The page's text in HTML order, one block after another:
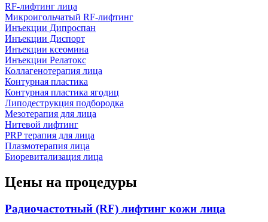
RF-лифтинг лица
Микроигольчатый RF-лифтинг
Инъекции Дипроспан
Инъекции Диспорт
Инъекции ксеомина
Инъекции Релатокс
Коллагенотерапия лица
Контурная пластика
Контурная пластика ягодиц
Липодеструкция подбородка
Мезотерапия для лица
Нитевой лифтинг
PRP терапия для лица
Плазмотерапия лица
Биоревитализация лица
Цены на процедуры
Радиочастотный (RF) лифтинг кожи лица